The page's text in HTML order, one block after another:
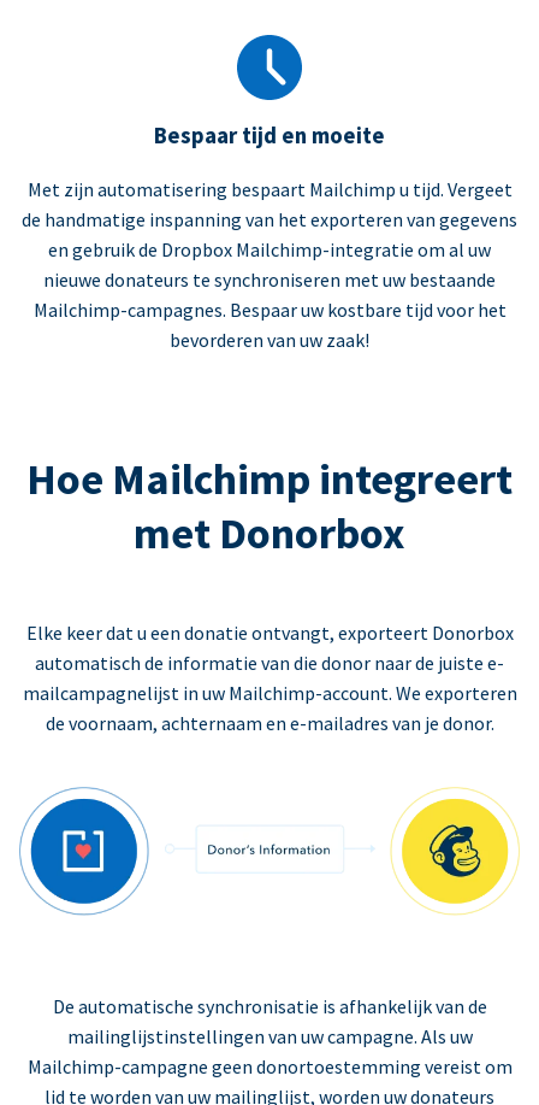
Bespaar tijd en moeite
Met zijn automatisering bespaart Mailchimp u tijd. Vergeet
de handmatige inspanning van het exporteren van gegevens
en gebruik de Dropbox Mailchimp-integratie om al uw
nieuwe donateurs te synchroniseren met uw bestaande
Mailchimp-campagnes. Bespaar uw kostbare tijd voor het
bevorderen van uw zaak!
Hoe Mailchimp integreert
met Donorbox
Elke keer dat u een donatie ontvangt, exporteert Donorbox
automatisch de informatie van die donor naar de juiste e-
mailcampagnelijst in uw Mailchimp-account. We exporteren
de voornaam, achternaam en e-mailadres van je donor.
De automatische synchronisatie is afhankelijk van de
mailinglijstinstellingen van uw campagne. Als uw
Mailchimp-campagne geen donortoestemming vereist om
lid te worden van uw mailinglijst, worden uw donateurs